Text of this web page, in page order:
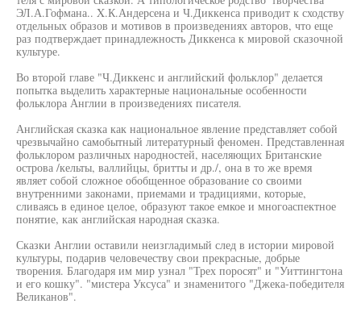
ЭЛ.А.Гофмана.. X.К.Андерсена и Ч.Диккенса приводит к сходству
отдельных образов и мотивов в произведениях авторов, что еще
раз подтверждает принадлежность Диккенса к мировой сказочной
культуре.
Во второй главе "Ч.Диккенс и английский фольклор" делается
попытка выделить характерные национальные особенности
фольклора Англии в произведениях писателя.
Английская сказка как национальное явление представляет собой
чрезвычайно самобытный литературный феномен. Представленная
фольклором различных народностей, населяющих Британские
острова /кельты, валлийцы, бритты и др./, она в то же время
являет собой сложное обобщенное образование со своими
внутренними законами, приемами и традициями, которые,
сливаясь в единое целое, образуют такое емкое и многоаспектное
понятие, как английская народная сказка.
Сказки Англии оставили неизгладимый след в истории мировой
культуры, подарив человечеству свои прекрасные, добрые
творения. Благодаря им мир узнал "Трех поросят" и "Уиттингтона
и его кошку". "мистера Уксуса" и знаменитого "Джека-победителя
Великанов".